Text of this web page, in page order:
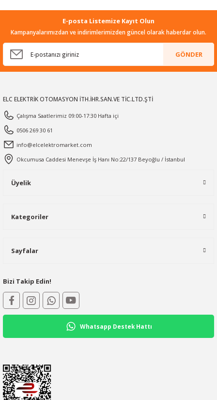
E-posta Listemize Kayıt Olun
Kampanyalarımızdan ve indirimlerimizden güncel olarak haberdar olun.
GÖNDER
ELC ELEKTRİK OTOMASYON İTH.İHR.SAN.VE TİC.LTD.ŞTİ
Çalışma Saatlerimiz 09:00-17:30 Hafta içi
0506 269 30 61
info@elcelektromarket.com
Okcumusa Caddesi Menevşe İş Hanı No:22/137 Beyoğlu / İstanbul
Üyelik
Kategoriler
Sayfalar
Bizi Takip Edin!
Whatsapp Destek Hattı